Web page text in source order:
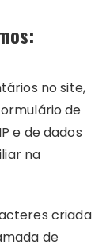
no site,
de
e de dados
na
criada
de